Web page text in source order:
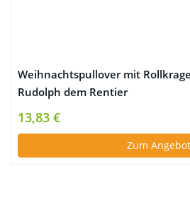
Weihnachtspullover mit
Rudolph dem Rentier
13,83 €
Zum Angebot